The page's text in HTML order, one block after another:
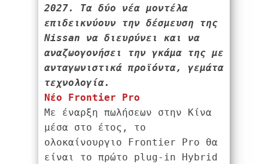
2027. Τα δύο νέα μοντέλα
επιδεικνύουν την δέσμευση της
Nissan να διευρύνει και να
αναζωογονήσει την γκάμα της με
ανταγωνιστικά προϊόντα, γεμάτα
τεχνολογία.
Νέο Frontier Pro
Με έναρξη πωλήσεων στην Κίνα
μέσα στο έτος, το
ολοκαίνουργιο Frontier Pro θα
είναι το πρώτο plug-in Hybrid